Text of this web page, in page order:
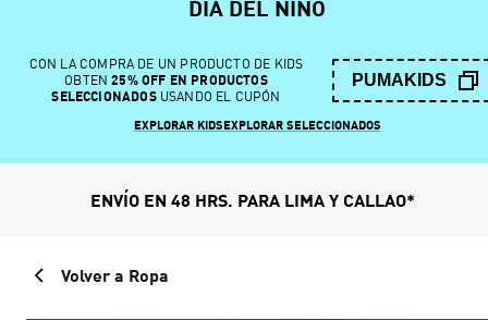
DÍA DEL NIÑO
CON LA COMPRA DE UN PRODUCTO DE KIDS
OBTEN 25% OFF EN PRODUCTOS
SELECCIONADOSUSANDO EL CUPÓN
PUMAKIDS
EXPLORAR KIDSEXPLORAR SELECCIONADOS
ENVÍO EN 48 HRS. PARA LIMA Y CALLAO*
Volver a Ropa